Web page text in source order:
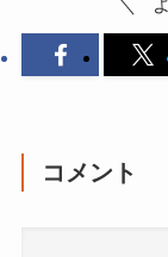
コメント